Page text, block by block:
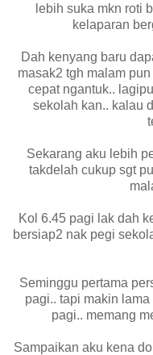
lebih suka mkn roti
kelaparan
Dah kenyang baru
masak2 tgh malam
cepat ngantuk..
sekolah kan.. kalau
Sekarang aku lebih
takdelah cukup sgt
Kol 6.45 pagi lak dah
bersiap2 nak pegi
Seminggu pertama
pagi.. tapi makin
pagi.. memang
Sampaikan aku kena